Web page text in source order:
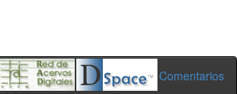
Comentarios